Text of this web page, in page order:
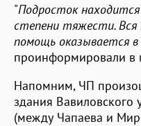
"Подросток
степени тяжести. Вся
помощь оказывается
проинформировали в
Напомним, ЧП
здания Вавиловского
(между Чапаева и